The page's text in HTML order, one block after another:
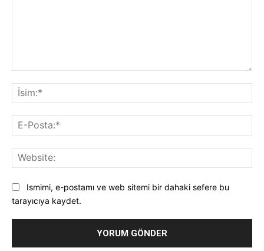
Ismimi, e-postamı ve web sitemi bir dahaki sefere bu
tarayıcıya kaydet.